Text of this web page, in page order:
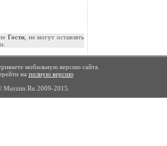
Гости, не могут оставлять
мобильную версию сайта.
на полную версию
Murzim.Ru 2009-2015.